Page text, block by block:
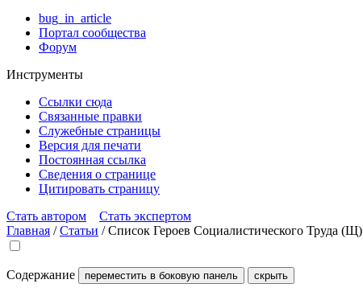
bug_in_article
Портал сообщества
Форум
Инструменты
Ссылки сюда
Связанные правки
Служебные страницы
Версия для печати
Постоянная ссылка
Сведения о странице
Цитировать страницу
Стать автором
Стать экспертом
Главная /Статьи /Список Героев Социалистического Труда (Щ)
Содержание переместить в боковую панель скрыть